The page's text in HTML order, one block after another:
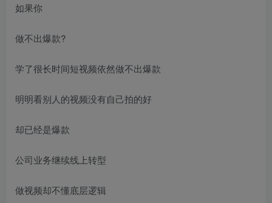
如果你
做不出爆款?
学了很长时间短视频依然做不出爆款
明明看别人的视频没有自己拍的好
却已经是爆款
公司业务继续线上转型
做视频却不懂底层逻辑